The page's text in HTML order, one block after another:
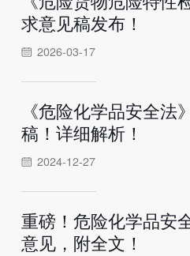
求意见稿发布！
2026-03-17
《危险化学品安全法
稿！详细解析！
2024-12-27
重磅！危险化学品安
意见，附全文！